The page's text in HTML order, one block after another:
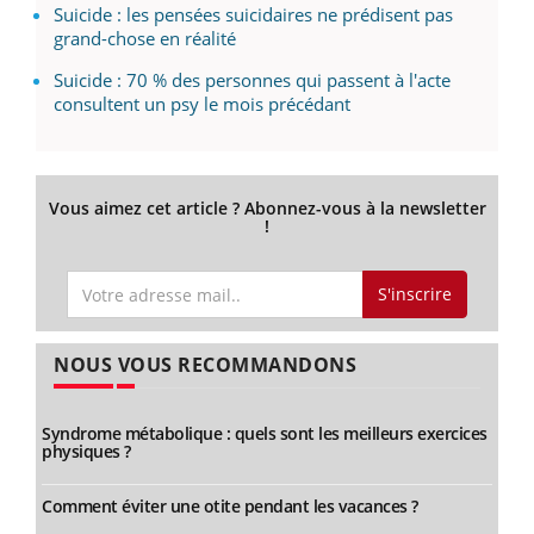
Suicide : les pensées suicidaires ne prédisent pas
grand-chose en réalité
Suicide : 70 % des personnes qui passent à l'acte
consultent un psy le mois précédant
Vous aimez cet article ? Abonnez-vous à la newsletter
!
S'inscrire
NOUS VOUS RECOMMANDONS
Syndrome métabolique : quels sont les meilleurs exercices
physiques ?
Comment éviter une otite pendant les vacances ?